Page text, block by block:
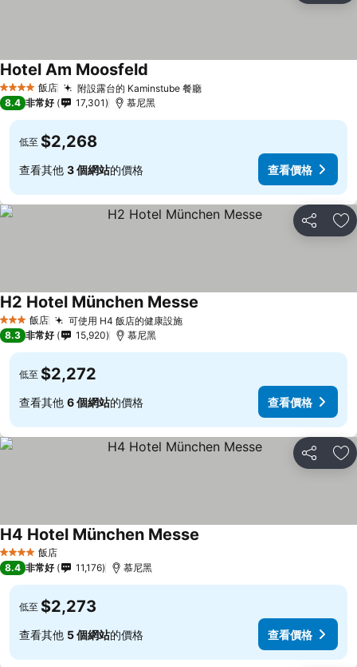
4 星級 飯店 附設露台的 Kaminstube 餐廳
Hotel Am Moosfeld
8.4 非常好 17,301 慕尼黑
低至 $2,268
查看其他 3 個網站的價格 查看價格
分享 加
3 星級 飯店 可使用 H4 飯店的健康設施
H2 Hotel München Messe
8.3 非常好 15,920 慕尼黑
低至 $2,272
查看其他 6 個網站的價格 查看價格
分享 加
4 星級 飯店
H4 Hotel München Messe
8.4 非常好 11,176 慕尼黑
低至 $2,273
查看其他 5 個網站的價格 查看價格